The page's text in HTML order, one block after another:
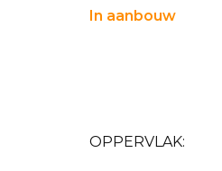
In aanbouw
OPPERVLAK: